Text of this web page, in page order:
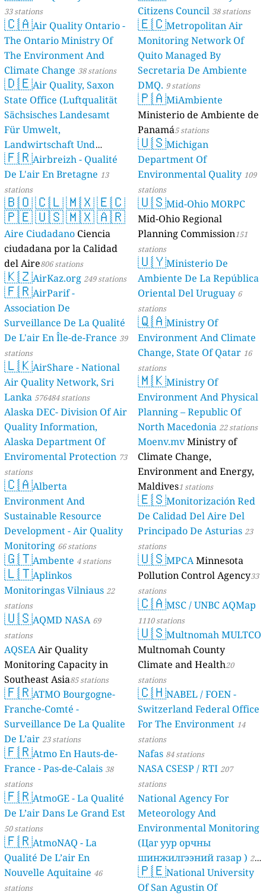
33 stations
🇨🇦Air Quality Ontario -
The Ontario Ministry Of
The Environment And
Climate Change 38 stations
🇩🇪Air Quality, Saxon
State Office (Luftqualität
Sächsisches Landesamt
Für Umwelt,
Landwirtschaft Und
Geologie) 50 stations
🇫🇷Airbreizh - Qualité
De L'air En Bretagne 13
stations
🇧🇴🇨🇱🇲🇽🇪🇨
🇵🇪🇺🇸🇲🇽🇦🇷
Aire Ciudadano Ciencia
ciudadana por la Calidad
del Aire806 stations
🇰🇿AirKaz.org 249 stations
🇫🇷AirParif -
Association De
Surveillance De La Qualité
De L'air En Île-de-France 39
stations
🇱🇰AirShare - National
Air Quality Network, Sri
Lanka 576484 stations
Alaska DEC- Division Of Air
Quality Information,
Alaska Department Of
Enviromental Protection 73
stations
🇨🇦Alberta
Environment And
Sustainable Resource
Development - Air Quality
Monitoring 66 stations
🇬🇹Ambente 4 stations
🇱🇹Aplinkos
Monitoringas Vilniaus 22
stations
🇺🇸AQMD NASA 69
stations
AQSEAAir Quality
Monitoring Capacity in
Southeast Asia85 stations
🇫🇷ATMO Bourgogne-
Franche-Comté -
Surveillance De La Qualite
De L’air 23 stations
🇫🇷Atmo En Hauts-de-
France - Pas-de-Calais 38
stations
🇫🇷AtmoGE - La Qualité
De L’air Dans Le Grand Est
50 stations
🇫🇷AtmoNAQ - La
Qualité De L’air En
Nouvelle Aquitaine 46
stations
Citizens Council 38 stations
🇪🇨Metropolitan Air
Monitoring Network Of
Quito Managed By
Secretaria De Ambiente
DMQ. 9 stations
🇵🇦MiAmbiente
Ministerio de Ambiente de
Panamá5 stations
🇺🇸Michigan
Department Of
Environmental Quality 109
stations
🇺🇸Mid-Ohio MORPC
Mid-Ohio Regional
Planning Commission151
stations
🇺🇾Ministerio De
Ambiente De La República
Oriental Del Uruguay 6
stations
🇶🇦Ministry Of
Environment And Climate
Change, State Of Qatar 16
stations
🇲🇰Ministry Of
Environment And Physical
Planning – Republic Of
North Macedonia 22 stations
Moenv.mvMinistry of
Climate Change,
Environment and Energy,
Maldives1 stations
🇪🇸Monitorización Red
De Calidad Del Aire Del
Principado De Asturias 23
stations
🇺🇸MPCAMinnesota
Pollution Control Agency33
stations
🇨🇦MSC / UNBC AQMap
1110 stations
🇺🇸Multnomah MULTCO
Multnomah County
Climate and Health20
stations
🇨🇭NABEL / FOEN -
Switzerland Federal Office
For The Environment 14
stations
Nafas 84 stations
NASA CSESP / RTI 207
stations
National Agency For
Meteorology And
Environmental Monitoring
(Цаг уур орчны
шинжилгээний газар ) 21
stations
🇵🇪National University
Of San Agustin Of